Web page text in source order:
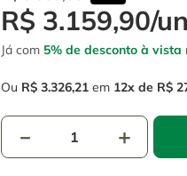
R$ 3.159,90/un
Já com 5% de desconto à vista
Ou R$ 3.326,21 em 12 R$
＋
－